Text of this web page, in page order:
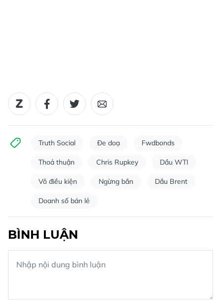
Truth Social Đe doạ Fwdbonds
Thoả thuận Chris Rupkey Dầu WTI
Vô điều kiện Ngừng bắn Dầu Brent
Doanh số bán lẻ
BÌNH LUẬN